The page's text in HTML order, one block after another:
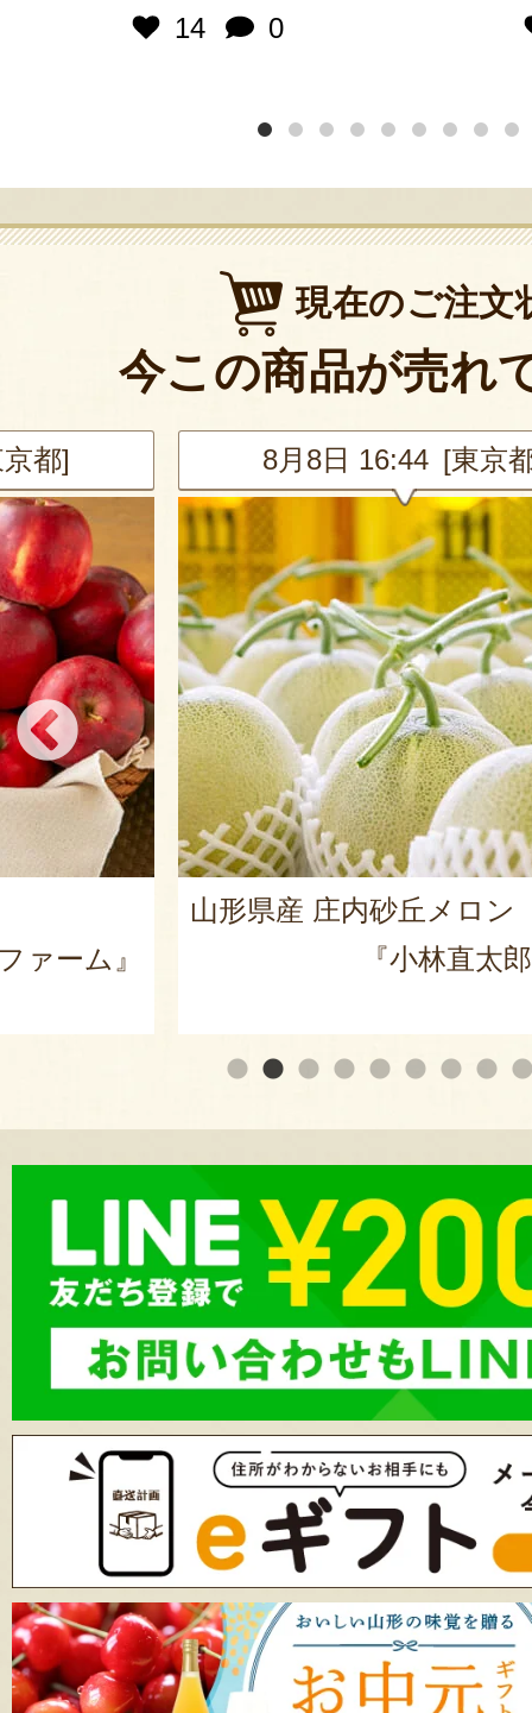
14
0
現在のご注文
今この商品が売れ
都]
郎農園』
8月8日 16:13 [埼玉
山形県産 桃（贈答用・家
『東